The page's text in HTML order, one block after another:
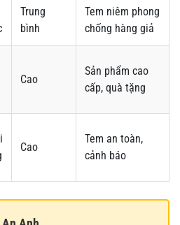
Trung
bình
Tem niêm phong
chống hàng giả
Cao
Sản phẩm cao
cấp, quà tặng
Cao
Tem an toàn,
cảnh báo